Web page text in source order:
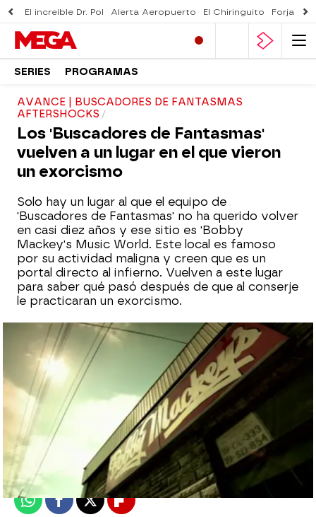
El increíble Dr. Pol Alerta Aeropuerto El Chiringuito Forjado
SERIES PROGRAMAS
AVANCE | BUSCADORES DE FANTASMAS
AFTERSHOCKS
Los 'Buscadores de Fantasmas'
vuelven a un lugar en el que vieron
un exorcismo
Solo hay un lugar al que el equipo de
'Buscadores de Fantasmas' no ha querido volver
en casi diez años y ese sitio es 'Bobby
Mackey's Music World. Este local es famoso
por su actividad maligna y creen que es un
portal directo al infierno. Vuelven a este lugar
para saber qué pasó después de que al conserje
le practicaran un exorcismo.
mega
Madrid
Publicado: 29 de octubre de 2015, 17:21
WhatsappFacebook
X Flipboard